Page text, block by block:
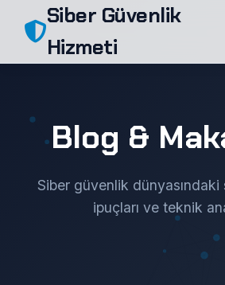
Siber Güvenlik
Hizmeti
Blog &
Siber güvenlik dünyasındaki
ipuçları ve teknik